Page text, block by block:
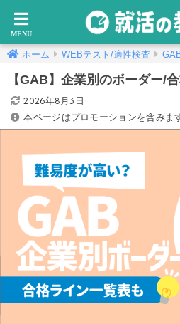
ホーム WEBテスト/適性検査
【GAB】企業別のボーダー/
2026年8月3日
本ページはプロモーションを含みま